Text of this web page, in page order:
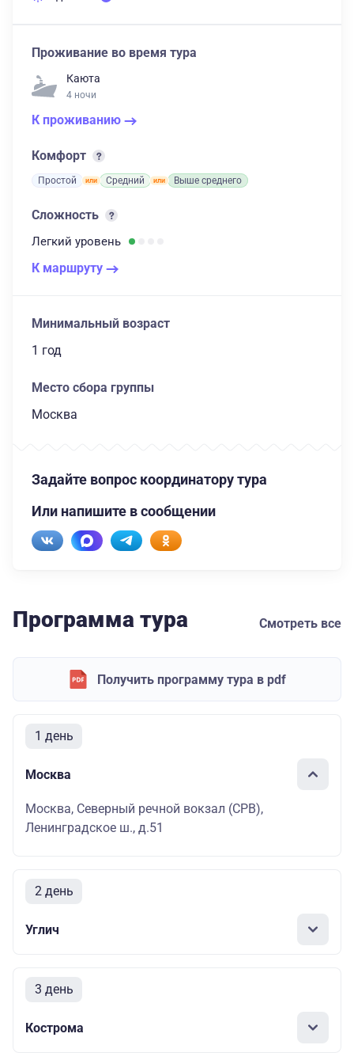
Проживание во время тура
Каюта
4 ночи
К проживанию
Комфорт
Простой Средний Выше среднего
Сложность
Легкий уровень
К маршруту
Минимальный возраст
1 год
Место сбора группы
Москва
Задайте вопрос координатору тура
Или напишите в сообщении
Программа тура Смотреть все
Получить программу тура в pdf
1 день
Москва
Москва, Северный речной вокзал (СРВ),
Ленинградское ш., д.51
2 день
Углич
3 день
Кострома